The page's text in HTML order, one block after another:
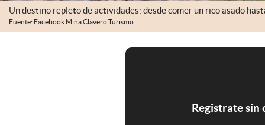
Un destino repleto de actividades: desde comer un rico asado
Fuente: Facebook Mina Clavero Turismo
Registrate sin